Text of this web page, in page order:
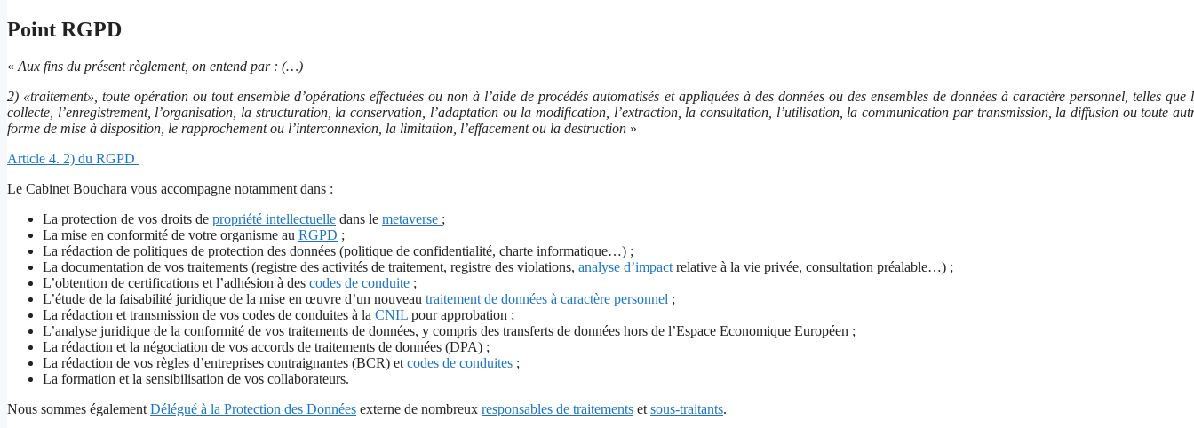
Point RGPD
«Aux fins du présent règlement, on entend par : (…)
2) «traitement», toute opération ou tout ensemble d’opérations effectuées ou non à l’aide de procédés automatisés et appliquées à des données ou des ensembles de données à caractère personnel, telles que
collecte, l’enregistrement, l’organisation, la structuration, la conservation, l’adaptation ou la modification, l’extraction, la consultation, l’utilisation, la communication par transmission, la diffusion ou toute
forme de mise à disposition, le rapprochement ou l’interconnexion, la limitation, l’effacement ou la destruction »
Article 4. 2) du RGPD
Le Cabinet Bouchara vous accompagne notamment dans :
La protection de vos droits de propriété intellectuelle dans le metaverse ;
La mise en conformité de votre organisme au RGPD ;
La rédaction de politiques de protection des données (politique de confidentialité, charte informatique…) ;
La documentation de vos traitements (registre des activités de traitement, registre des violations, analyse d’impactrelative à la vie privée, consultation préalable…) ;
L’obtention de certifications et l’adhésion à des codes de conduite ;
L’étude de la faisabilité juridique de la mise en œuvre d’un nouveau traitement de données à caractère personnel ;
La rédaction et transmission de vos codes de conduites à la CNIL pour approbation ;
L’analyse juridique de la conformité de vos traitements de données, y compris des transferts de données hors de l’Espace Economique Européen ;
La rédaction et la négociation de vos accords de traitements de données (DPA) ;
La rédaction de vos règles d’entreprises contraignantes (BCR) etcodes de conduites ;
La formation et la sensibilisation de vos collaborateurs.
Nous sommes égalementDélégué à la Protection des Données externe de nombreux responsables de traitements etsous-traitants.